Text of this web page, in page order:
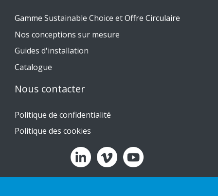
Gamme Sustainable Choice et Offre Circulaire
Nos conceptions sur mesure
Guides d'installation
Catalogue
Nous contacter
Politique de confidentialité
Politique des cookies